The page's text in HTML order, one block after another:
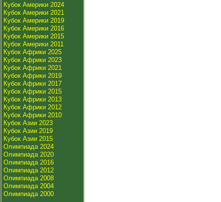
Кубок Америки 2024
Кубок Америки 2021
Кубок Америки 2019
Кубок Америки 2016
Кубок Америки 2015
Кубок Америки 2011
Кубок Африки 2025
Кубок Африки 2023
Кубок Африки 2021
Кубок Африки 2019
Кубок Африки 2017
Кубок Африки 2015
Кубок Африки 2013
Кубок Африки 2012
Кубок Африки 2010
Кубок Азии 2023
Кубок Азии 2019
Кубок Азии 2015
Олимпиада 2024
Олимпиада 2020
Олимпиада 2016
Олимпиада 2012
Олимпиада 2008
Олимпиада 2004
Олимпиада 2000